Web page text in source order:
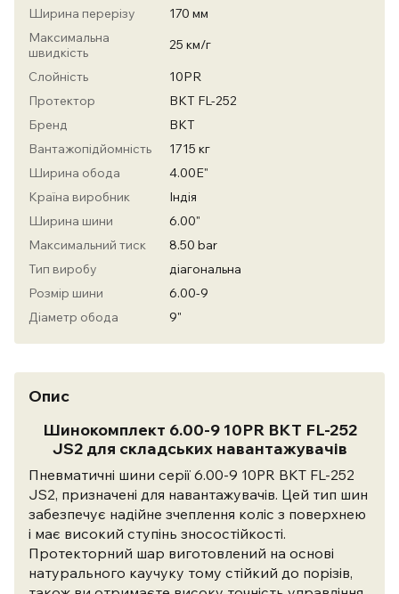
Ширина перерізу
170 мм
Максимальна
швидкість
25 км/г
Слойність
10PR
Протектор
BKT FL-252
Бренд
ВКТ
Вантажопідйомність
1715 кг
Ширина обода
4.00E"
Країна виробник
Індія
Ширина шини
6.00"
Максимальний тиск
8.50 bar
Тип виробу
діагональна
Розмір шини
6.00-9
Діаметр обода
9"
Опис
Шинокомплект 6.00-9 10PR BKT FL-252
JS2 для складських навантажувачів
Пневматичні шини серії 6.00-9 10PR BKT FL-252
JS2, призначені для навантажувачів. Цей тип шин
забезпечує надійне зчеплення коліс з поверхнею
і має високий ступінь зносостійкості.
Протекторний шар виготовлений на основі
натурального каучуку тому стійкий до порізів,